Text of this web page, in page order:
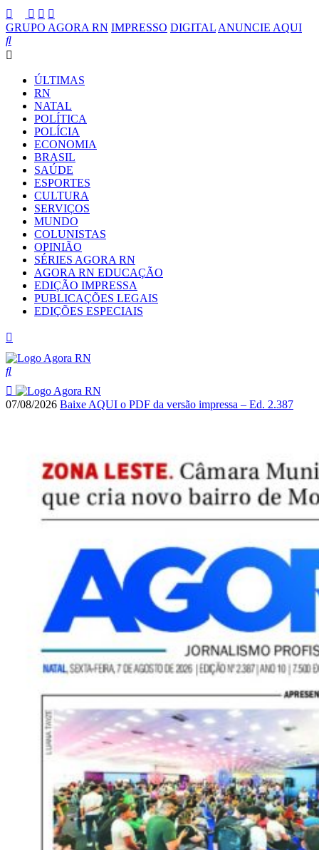
GRUPO AGORA RN IMPRESSO DIGITAL ANUNCIE AQUI
ÚLTIMAS
RN
NATAL
POLÍTICA
POLÍCIA
ECONOMIA
BRASIL
SAÚDE
ESPORTES
CULTURA
SERVIÇOS
MUNDO
COLUNISTAS
OPINIÃO
SÉRIES AGORA RN
AGORA RN EDUCAÇÃO
EDIÇÃO IMPRESSA
PUBLICAÇÕES LEGAIS
EDIÇÕES ESPECIAIS
07/08/2026 Baixe AQUI o PDF da versão impressa – Ed. 2.387